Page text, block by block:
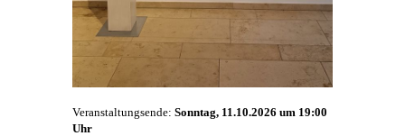
Veranstaltungsende: Sonntag, 11.10.2026 um 19:00
Uhr